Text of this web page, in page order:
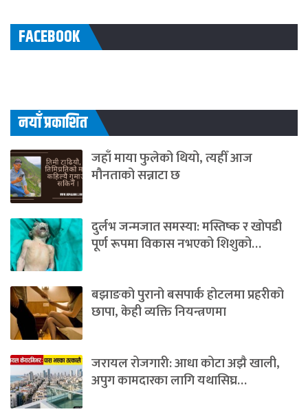
FACEBOOK
नयाँ प्रकाशित
जहाँ माया फुलेको थियो, त्यहीँ आज
मौनताको सन्नाटा छ
दुर्लभ जन्मजात समस्या: मस्तिष्क र खोपडी
पूर्ण रूपमा विकास नभएको शिशुको…
बझाङको पुरानो बसपार्क होटलमा प्रहरीको
छापा, केही व्यक्ति नियन्त्रणमा
जरायल रोजगारी: आधा कोटा अझै खाली,
अपुग कामदारका लागि यथासिघ्र…